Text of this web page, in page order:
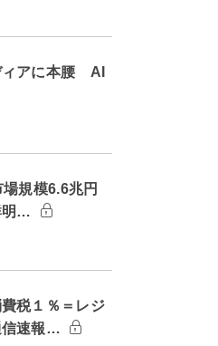
ィアに本腰 AI
規模6.6兆円
明…
税１％＝レジ
信速報…